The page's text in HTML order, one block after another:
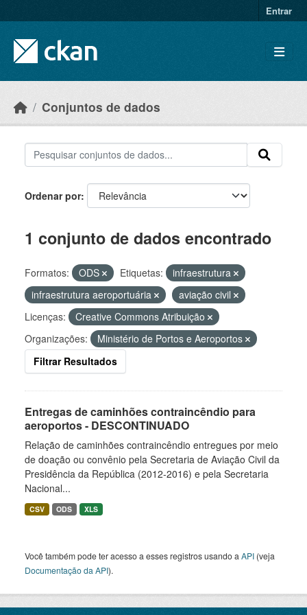
Entrar
Conjuntos de dados
Ordenar por
1 conjunto de dados encontrado
Formatos: ODS Etiquetas:
infraestrutura
infraestrutura aeroportuária
aviação civil
Licenças:
Creative Commons Atribuição
Organizações:
Ministério de Portos e Aeroportos
Filtrar Resultados
Entregas de caminhões contraincêndio para
aeroportos - DESCONTINUADO
Relação de caminhões contraincêndio entregues por meio
de doação ou convênio pela Secretaria de Aviação Civil da
Presidência da República (2012-2016) e pela Secretaria
Nacional...
CSV ODS XLS
Você também pode ter acesso a esses registros usando a API (veja
Documentação da API).